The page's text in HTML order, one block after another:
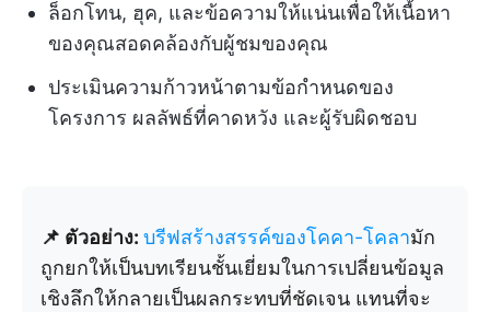
ล็อกโทน, ฮุค, และข้อความให้แน่นเพื่อให้เนื้อหา
ของคุณสอดคล้องกับผู้ชมของคุณ
ประเมินความก้าวหน้าตามข้อกำหนดของ
โครงการ ผลลัพธ์ที่คาดหวัง และผู้รับผิดชอบ
📌 ตัวอย่าง: บรีฟสร้างสรรค์ของโคคา-โคลามัก
ถูกยกให้เป็นบทเรียนชั้นเยี่ยมในการเปลี่ยนข้อมูล
เชิงลึกให้กลายเป็นผลกระทบที่ชัดเจน แทนที่จะ